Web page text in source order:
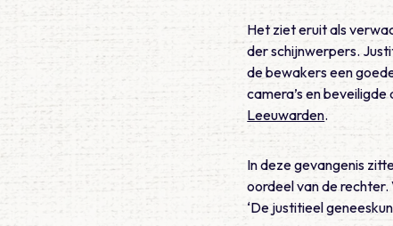
Het ziet eruit als
der schijnwerpers.
de bewakers een
camera’s en
Leeuwarden.
In deze gevangenis
oordeel van de
‘De justitieel